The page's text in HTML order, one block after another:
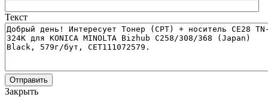
Текст
Отправить
Закрыть